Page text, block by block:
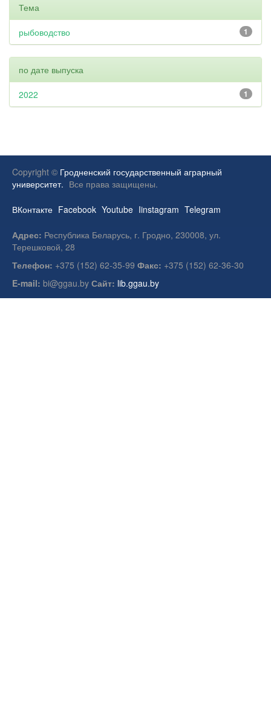
Тема
1
рыбоводство
по дате выпуска
1
2022
Copyright © Гродненский государственный аграрный
университет. Все права защищены.
ВКонтакте Facebook Youtube Iinstagram Telegram
Адрес: Республика Беларусь, г. Гродно, 230008, ул.
Терешковой, 28
Телефон: +375 (152) 62-35-99 Факс: +375 (152) 62-36-30
E-mail: bi@ggau.by Сайт: lib.ggau.by